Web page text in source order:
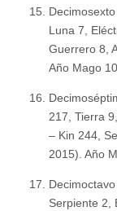
Luna 7,
Guerrero 8,
Año Mago
217, Tierra
– Kin 244,
2015). Año
Serpiente 2,